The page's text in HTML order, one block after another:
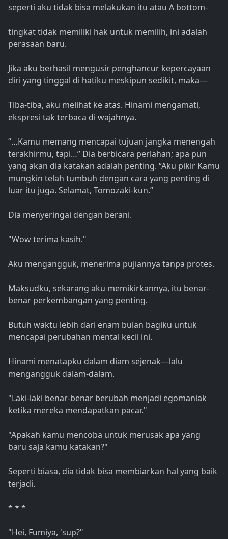
seperti aku tidak bisa melakukan itu atau A bottom-
tingkat tidak memiliki hak untuk memilih, ini adalah
perasaan baru.
Jika aku berhasil mengusir penghancur kepercayaan
diri yang tinggal di hatiku meskipun sedikit, maka—
Tiba-tiba, aku melihat ke atas. Hinami mengamati,
ekspresi tak terbaca di wajahnya.
“…Kamu memang mencapai tujuan jangka menengah
terakhirmu, tapi…” Dia berbicara perlahan; apa pun
yang akan dia katakan adalah penting. “Aku pikir Kamu
mungkin telah tumbuh dengan cara yang penting di
luar itu juga. Selamat, Tomozaki-kun.”
Dia menyeringai dengan berani.
"Wow terima kasih."
Aku mengangguk, menerima pujiannya tanpa protes.
Maksudku, sekarang aku memikirkannya, itu benar-
benar perkembangan yang penting.
Butuh waktu lebih dari enam bulan bagiku untuk
mencapai perubahan mental kecil ini.
Hinami menatapku dalam diam sejenak—lalu
mengangguk dalam-dalam.
"Laki-laki benar-benar berubah menjadi egomaniak
ketika mereka mendapatkan pacar."
"Apakah kamu mencoba untuk merusak apa yang
baru saja kamu katakan?"
Seperti biasa, dia tidak bisa membiarkan hal yang baik
terjadi.
* * *
"Hei, Fumiya, 'sup?"